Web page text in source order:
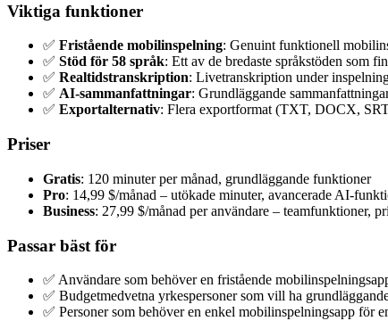
Viktiga funktioner
✅ Fristående mobilinspelning: Genuint funktionell
✅ Stöd för 58 språk: Ett av de bredaste språkstöden som
✅ Realtidstranskription: Livetranskription under
✅ AI-sammanfattningar: Grundläggande
✅ Exportalternativ: Flera exportformat (TXT, DOCX,
Priser
Gratis: 120 minuter per månad, grundläggande funktioner
Pro: 14,99 $/månad – utökade minuter, avancerade AI-
Business: 27,99 $/månad per användare – teamfunktioner,
Passar bäst för
✅ Användare som behöver en fristående
✅ Budgetmedvetna yrkespersoner som vill ha
✅ Personer som behöver en enkel mobilinspelningsapp för